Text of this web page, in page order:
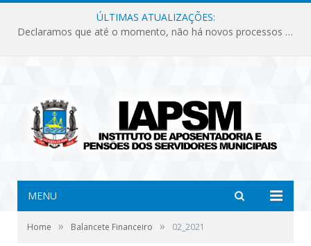
ÚLTIMAS ATUALIZAÇÕES:
Declaramos que até o momento, não há novos processos licitatórios para o Instituto de Previdência no ano de 2026.
MENU
Home » Balancete Financeiro » 02_2021